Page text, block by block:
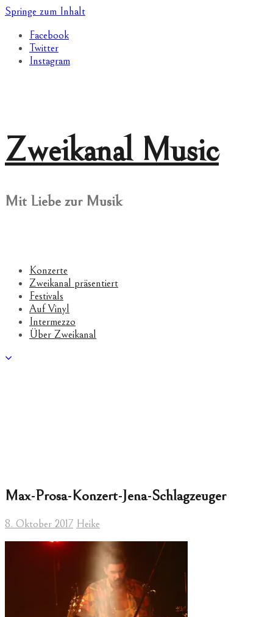
Springe zum Inhalt
Facebook
Twitter
Instagram
Zweikanal Music
Mit Liebe zur Musik
Konzerte
Zweikanal präsentiert
Festivals
Auf Vinyl
Intermezzo
Über Zweikanal
Max-Prosa-Konzert-Jena-Schlagzeuger
8. Oktober 2017 Heike